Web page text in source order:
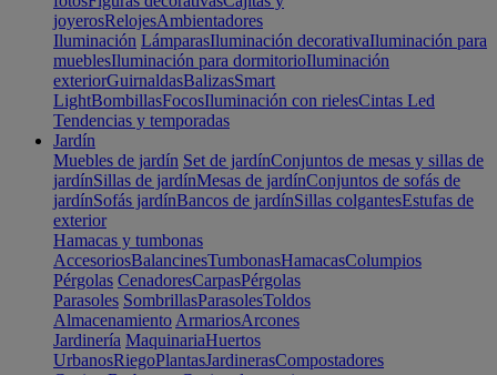
joyerosRelojesAmbientadores
Iluminación LámparasIluminación decorativaIluminación para
mueblesIluminación para dormitorioIluminación
exteriorGuirnaldasBalizasSmart
LightBombillasFocosIluminación con rielesCintas Led
Tendencias y temporadas
Jardín
Muebles de jardín Set de jardínConjuntos de mesas y sillas de
jardínSillas de jardínMesas de jardínConjuntos de sofás de
jardínSofás jardínBancos de jardínSillas colgantesEstufas de
exterior
Hamacas y tumbonas
AccesoriosBalancinesTumbonasHamacasColumpios
Pérgolas CenadoresCarpasPérgolas
Parasoles SombrillasParasolesToldos
Almacenamiento ArmariosArcones
Jardinería MaquinariaHuertos
UrbanosRiegoPlantasJardinerasCompostadores